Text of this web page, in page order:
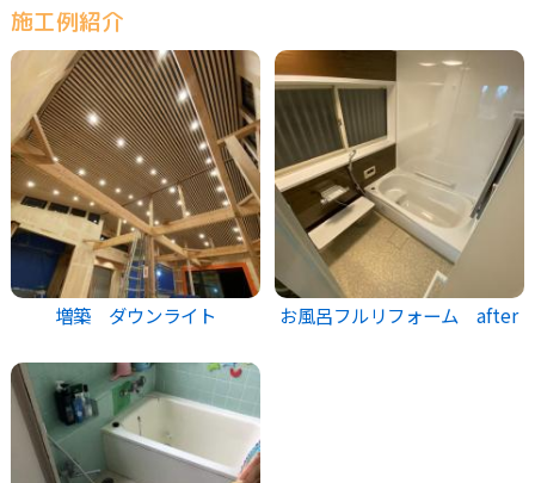
施工例紹介
増築 ダウンライト お風呂フルリフォーム after